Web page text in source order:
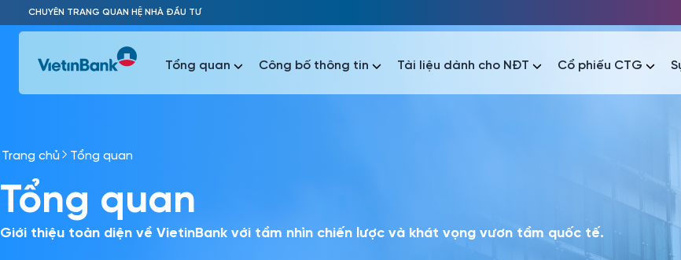
Skip to Main Content
CHUYÊN TRANG QUAN HỆ NHÀ ĐẦU TƯ
Sự
Tổng quan Công bố thông tin Tài liệu dành cho NĐT Cổ phiếu CTG
Trang chủ Tổng quan
Tổng quan
Giới thiệu toàn diện về VietinBank với tầm nhìn chiến lược và khát vọng vươn tầm quốc tế.